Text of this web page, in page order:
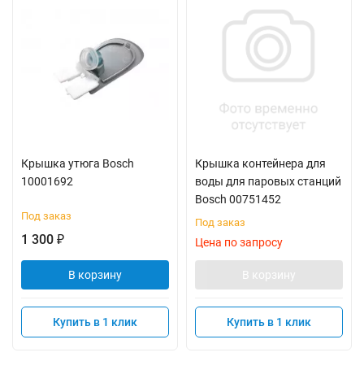
Крышка утюга Bosch
10001692
Под заказ
1 300 ₽
В корзину
Купить в 1 клик
Крышка контейнера для
воды для паровых станций
Bosch 00751452
Под заказ
Цена по запросу
В корзину
Купить в 1 клик